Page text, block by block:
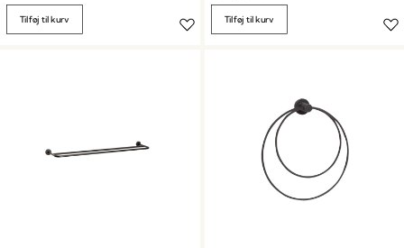
Tilføj til kurv Tilføj til kurv